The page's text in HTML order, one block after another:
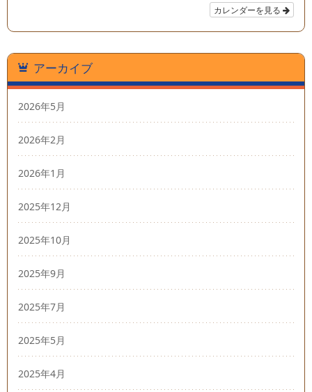
カレンダーを見る
アーカイブ
2026年5月
2026年2月
2026年1月
2025年12月
2025年10月
2025年9月
2025年7月
2025年5月
2025年4月